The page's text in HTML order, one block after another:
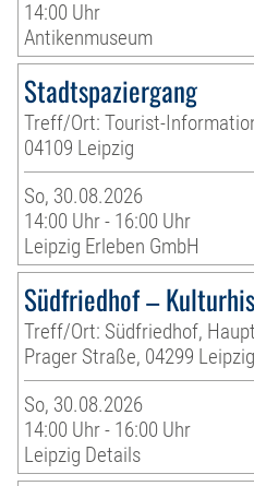
14:00 Uhr
Antikenmuseum
Stadtspaziergang
Treff/Ort: Tourist-
04109 Leipzig
So, 30.08.2026
14:00 Uhr - 16:00 Uhr
Leipzig Erleben GmbH
Südfriedhof –
Treff/Ort: Südfriedhof,
Prager Straße, 04299 Leipzig
So, 30.08.2026
14:00 Uhr - 16:00 Uhr
Leipzig Details